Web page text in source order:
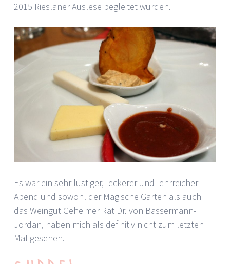
2015 Rieslaner Auslese begleitet wurden.
Es war ein sehr lustiger, leckerer und lehrreicher
Abend und sowohl der Magische Garten als auch
das Weingut Geheimer Rat Dr. von Bassermann-
Jordan, haben mich als definitiv nicht zum letzten
Mal gesehen.